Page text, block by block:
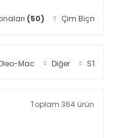
(50) Çim Biçme
Mac Diğer STIGA
Toplam 364 ürün